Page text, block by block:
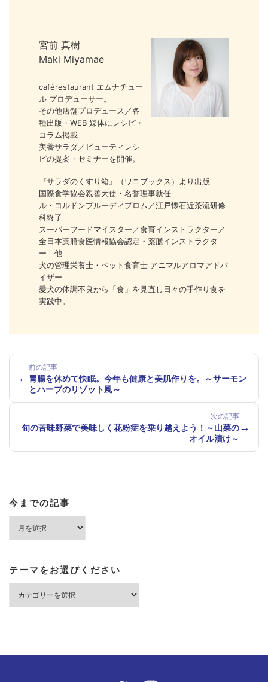
宮前 真樹
Maki Miyamae
caférestaurant エムナチュー
ル プロデューサー。
その他店舗プロデュース／各
種出版・WEB 媒体にレシピ・
コラム掲載
美養サラダ／ビューティレシ
ピの提案・セミナーを開催。
『サラダのくすり箱』（ワニブックス）より出版
国際食学協会親善大使・名誉理事就任
ル・コルドンブルーディプロム／江戸懐石近茶流研修
科終了
スーパーフードマイスター／食育インストラクター／
全日本薬膳食医情報協会認定・薬膳インストラクタ
ー 他
犬の管理栄養士・ペット食育士 アニマルアロマアドバ
イザー
愛犬の体調不良から「食」を見直し日々の手作り食を
実践中。
←
前の記事
胃腸を休めて快眠。今年も健康と美肌作りを。～サーモン
とハーブのリゾット風～
次の記事
旬の苦味野菜で美味しく花粉症を乗り越えよう！～山菜の
オイル漬け～
→
今までの記事
記
テーマをお選びください